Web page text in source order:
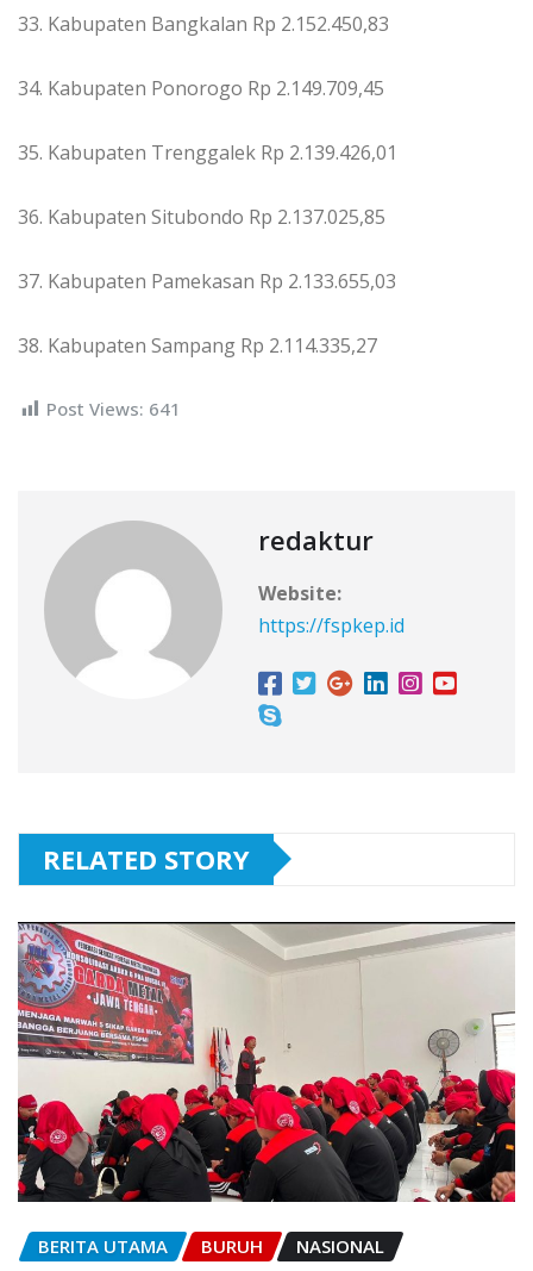
33. Kabupaten Bangkalan Rp 2.152.450,83
34. Kabupaten Ponorogo Rp 2.149.709,45
35. Kabupaten Trenggalek Rp 2.139.426,01
36. Kabupaten Situbondo Rp 2.137.025,85
37. Kabupaten Pamekasan Rp 2.133.655,03
38. Kabupaten Sampang Rp 2.114.335,27
Post Views: 641
redaktur
Website:
https://fspkep.id
RELATED STORY
BERITA UTAMA BURUH NASIONAL